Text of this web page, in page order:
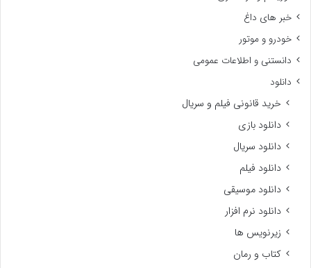
خبر های داغ
خودرو و موتور
دانستنی و اطلاعات عمومی
دانلود
خرید قانونی فیلم و سریال
دانلود بازی
دانلود سریال
دانلود فیلم
دانلود موسیقی
دانلود نرم افزار
زیرنویس ها
کتاب و رمان